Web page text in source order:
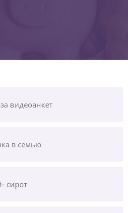
видеоанкет
в семью
сирот